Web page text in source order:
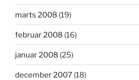
marts 2008 (19)
februar 2008 (16)
januar 2008 (25)
december 2007 (18)